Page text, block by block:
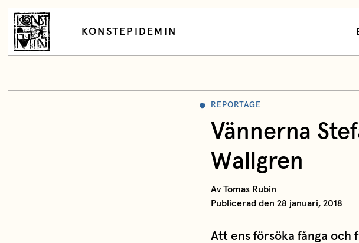
KONSTEPIDEMIN
REPORTAGE
Vännerna
Wallgren
Av Tomas Rubin
Publicerad den 28 januari, 2018
Att ens försöka fånga och